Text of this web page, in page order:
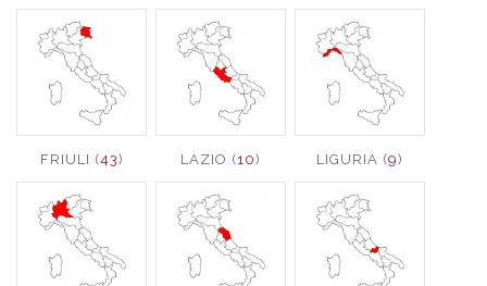
FRIULI (43) LAZIO (10) LIGURIA (9)